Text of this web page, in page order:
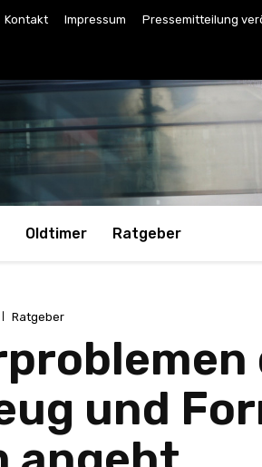
Kontakt Impressum Pressemitteilung
Oldtimer Ratgeber
Ratgeber
und